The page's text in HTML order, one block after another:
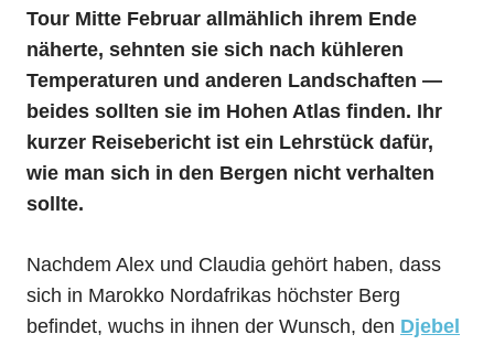
Tour Mitte Februar allmählich ihrem Ende
näherte, sehnten sie sich nach kühleren
Temperaturen und anderen Landschaften —
beides sollten sie im Hohen Atlas finden. Ihr
kurzer Reisebericht ist ein Lehrstück dafür,
wie man sich in den Bergen nicht verhalten
sollte.
Nachdem Alex und Claudia gehört haben, dass
sich in Marokko Nordafrikas höchster Berg
befindet, wuchs in ihnen der Wunsch, den Djebel